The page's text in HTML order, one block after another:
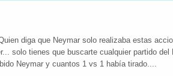
diga que Neymar solo realizaba estas
solo tienes que buscarte cualquier partido
Neymar y cuantos 1 vs 1 había tirado....